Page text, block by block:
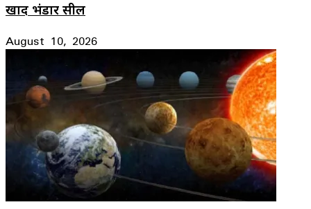
खाद भंडार सील
August 10, 2026